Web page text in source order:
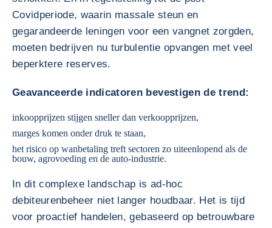
Covidperiode, waarin massale steun en
gegarandeerde leningen voor een vangnet zorgden,
moeten bedrijven nu turbulentie opvangen met veel
beperktere reserves.
Geavanceerde indicatoren bevestigen de trend:
inkoopprijzen stijgen sneller dan verkoopprijzen,
marges komen onder druk te staan,
het risico op wanbetaling treft sectoren zo uiteenlopend als de
bouw, agrovoeding en de auto-industrie.
In dit complexe landschap is ad-hoc
debiteurenbeheer niet langer houdbaar. Het is tijd
voor proactief handelen, gebaseerd op betrouwbare